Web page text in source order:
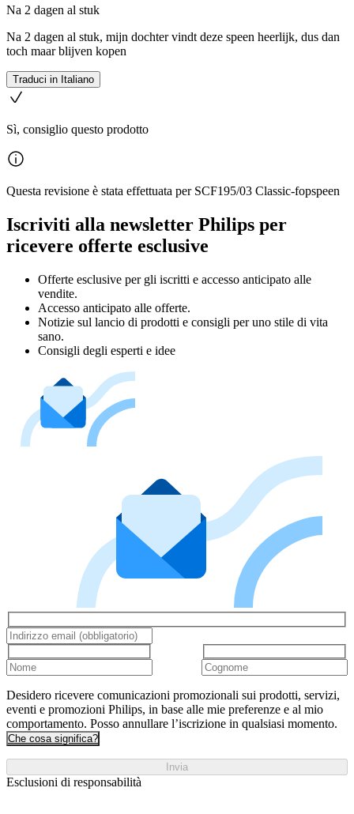
Na 2 dagen al stuk
Na 2 dagen al stuk, mijn dochter vindt deze speen heerlijk, dus dan
toch maar blijven kopen
Traduci in Italiano
Sì, consiglio questo prodotto
Questa revisione è stata effettuata per SCF195/03 Classic-fopspeen
Iscriviti alla newsletter Philips per
ricevere offerte esclusive
Offerte esclusive per gli iscritti e accesso anticipato alle
vendite.
Accesso anticipato alle offerte.
Notizie sul lancio di prodotti e consigli per uno stile di vita
sano.
Consigli degli esperti e idee
Desidero ricevere comunicazioni promozionali sui prodotti, servizi,
eventi e promozioni Philips, in base alle mie preferenze e al mio
comportamento. Posso annullare l’iscrizione in qualsiasi momento.
Che cosa significa?
Invia
Esclusioni di responsabilità